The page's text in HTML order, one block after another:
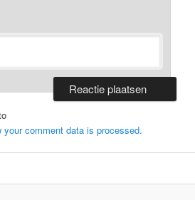
your comment data is processed.